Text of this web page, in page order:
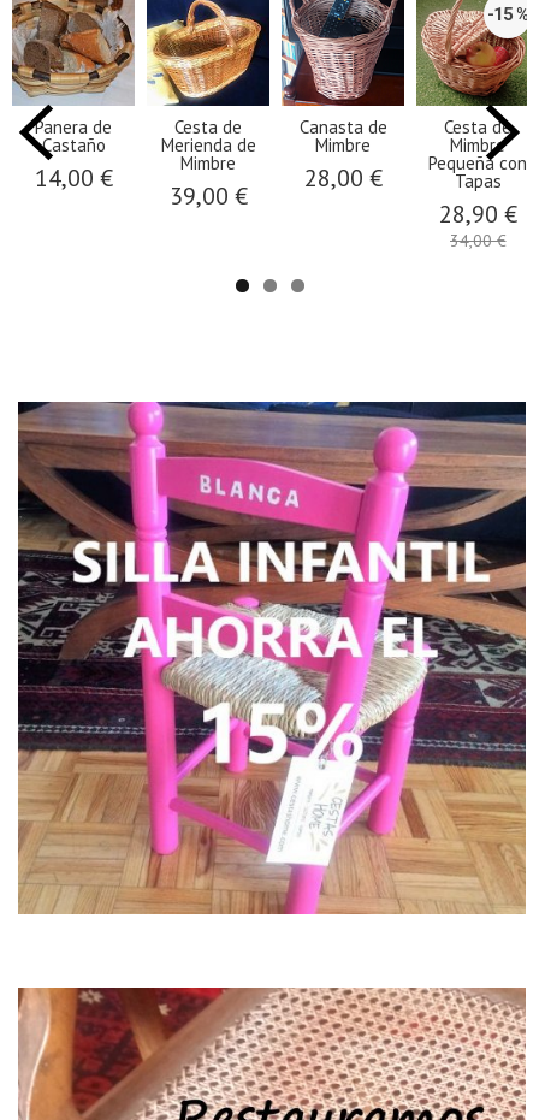
Panera de
Castaño
14,00 €
Cesta de
Merienda de
Mimbre
39,00 €
Canasta de
Mimbre
28,00 €
-15 %
Cesta de
Mimbre
Pequeña con
Tapas
28,90 €
34,00 €